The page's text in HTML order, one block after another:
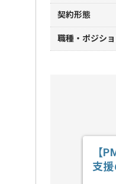
契約形態
職種・ポジシ
【
支